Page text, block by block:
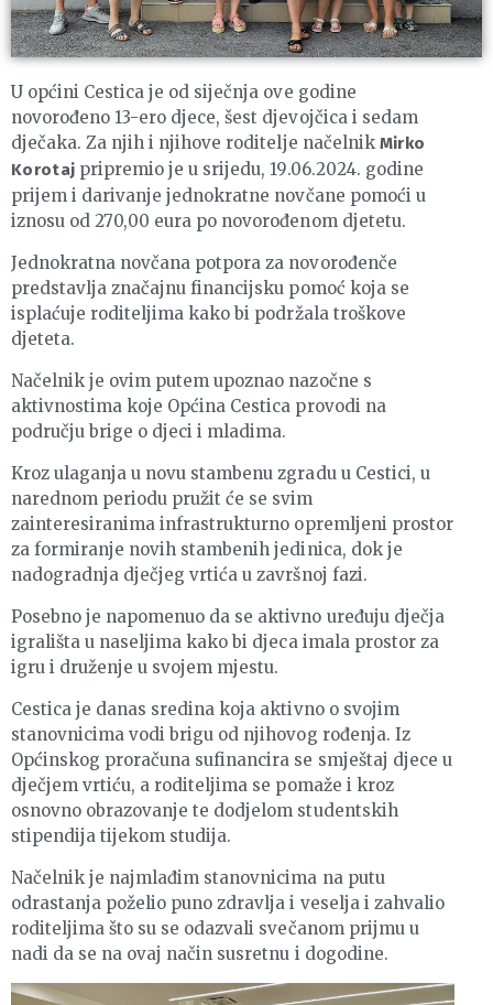
U općini Cestica je od siječnja ove godine
novorođeno 13-ero djece, šest djevojčica i sedam
dječaka. Za njih i njihove roditelje načelnik Mirko
Korotaj pripremio je u srijedu, 19.06.2024. godine
prijem i darivanje jednokratne novčane pomoći u
iznosu od 270,00 eura po novorođenom djetetu.
Jednokratna novčana potpora za novorođenče
predstavlja značajnu financijsku pomoć koja se
isplaćuje roditeljima kako bi podržala troškove
djeteta.
Načelnik je ovim putem upoznao nazočne s
aktivnostima koje Općina Cestica provodi na
području brige o djeci i mladima.
Kroz ulaganja u novu stambenu zgradu u Cestici, u
narednom periodu pružit će se svim
zainteresiranima infrastrukturno opremljeni prostor
za formiranje novih stambenih jedinica, dok je
nadogradnja dječjeg vrtića u završnoj fazi.
Posebno je napomenuo da se aktivno uređuju dječja
igrališta u naseljima kako bi djeca imala prostor za
igru i druženje u svojem mjestu.
Cestica je danas sredina koja aktivno o svojim
stanovnicima vodi brigu od njihovog rođenja. Iz
Općinskog proračuna sufinancira se smještaj djece u
dječjem vrtiću, a roditeljima se pomaže i kroz
osnovno obrazovanje te dodjelom studentskih
stipendija tijekom studija.
Načelnik je najmlađim stanovnicima na putu
odrastanja poželio puno zdravlja i veselja i zahvalio
roditeljima što su se odazvali svečanom prijmu u
nadi da se na ovaj način susretnu i dogodine.